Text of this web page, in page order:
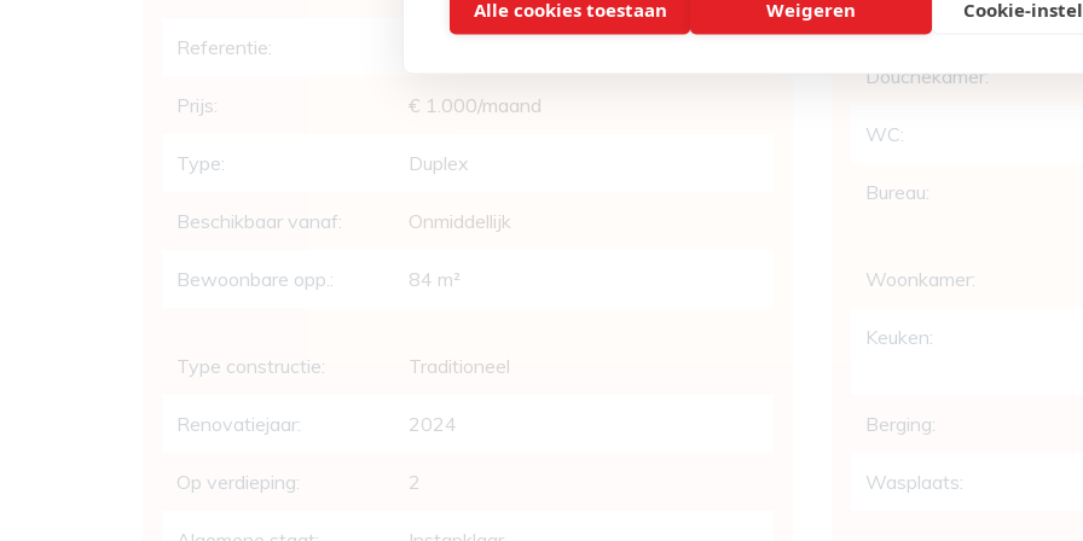
Referentie:
Prijs: € 1.000/maand
Type: Duplex
Beschikbaar vanaf: Onmiddellijk
Bewoonbare opp.: 84 m²
Type constructie: Traditioneel
Renovatiejaar: 2024
Op verdieping: 2
Badkamers:
Douchekamer:
WC:
Bureau:
Woonkamer:
Keuken:
Berging:
Wasplaats:
Alle cookies toestaan Weigeren Cookie-